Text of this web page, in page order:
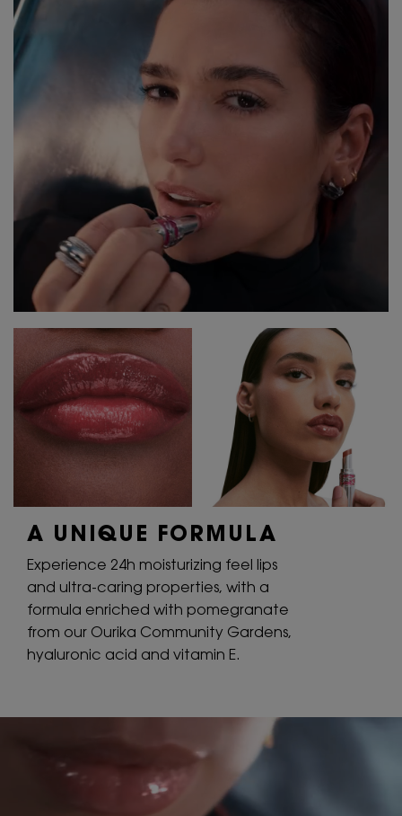
A UNIQUE FORMULA
Experience 24h moisturizing feel lips
and ultra-caring properties, with a
formula enriched with pomegranate
from our Ourika Community Gardens,
hyaluronic acid and vitamin E.